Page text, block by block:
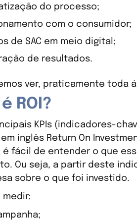
do processo;
com o consumidor;
de SAC em meio digital;
de resultados.
ver, praticamente toda
ROI?
KPIs (indicadores-
inglês Return On
é fácil de entender o que
Ou seja, a partir deste
sobre o que foi investido.
medir: